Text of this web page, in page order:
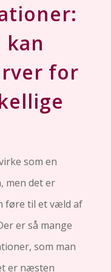
kan
for
som en
men det er
føre til et væld af
er så mange
som man
er næsten